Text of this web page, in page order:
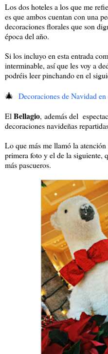
Los dos hoteles a los que me
es que ambos cuentan con una
decoraciones florales que son
época del año.
Si los incluyo en esta entrada
interminable, así que les voy a
podréis leer pinchando en el
🎄 Decoraciones de Navidad
El Bellagio, además del
decoraciones navideñas
Lo que más me llamó la
primera foto y el de la siguiente,
más pascueros.